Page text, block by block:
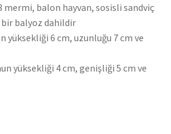
mermi, balon hayvan, sosisli sandviç
bir balyoz dahildir
6 cm, uzunluğu 7 cm ve
yüksekliği 4 cm, genişliği 5 cm ve